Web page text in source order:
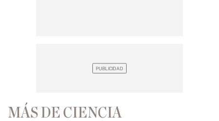
MÁS DE CIENCIA